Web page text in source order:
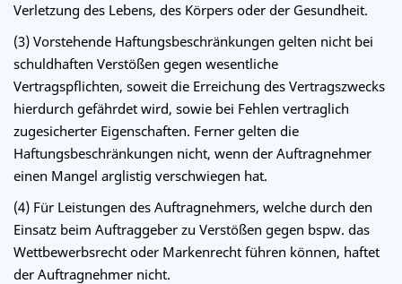
Verletzung des Lebens, des Körpers oder der Gesundheit.
(3) Vorstehende Haftungsbeschränkungen gelten nicht bei
schuldhaften Verstößen gegen wesentliche
Vertragspflichten, soweit die Erreichung des Vertragszwecks
hierdurch gefährdet wird, sowie bei Fehlen vertraglich
zugesicherter Eigenschaften. Ferner gelten die
Haftungsbeschränkungen nicht, wenn der Auftragnehmer
einen Mangel arglistig verschwiegen hat.
(4) Für Leistungen des Auftragnehmers, welche durch den
Einsatz beim Auftraggeber zu Verstößen gegen bspw. das
Wettbewerbsrecht oder Markenrecht führen können, haftet
der Auftragnehmer nicht.